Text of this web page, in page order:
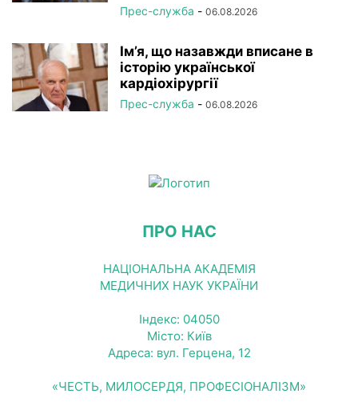
Прес-служба - 06.08.2026
Ім’я, що назавжди вписане в
історію української
кардіохірургії
Прес-служба - 06.08.2026
ПРО НАС
НАЦІОНАЛЬНА АКАДЕМІЯ
МЕДИЧНИХ НАУК УКРАЇНИ
Індекс: 04050
Місто: Київ
Адреса: вул. Герцена, 12
«ЧЕСТЬ, МИЛОСЕРДЯ, ПРОФЕСІОНАЛІЗМ»